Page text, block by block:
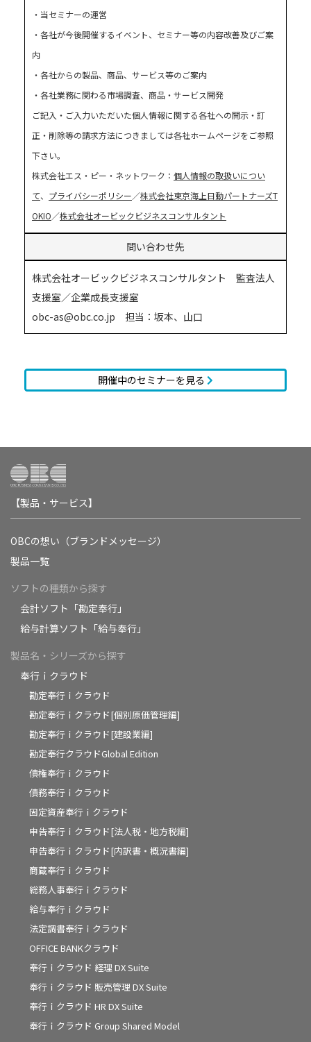
・当セミナーの運営
・各社が今後開催するイベント、セミナー等の内容改善及びご案
内
・各社からの製品、商品、サービス等のご案内
・各社業務に関わる市場調査、商品・サービス開発
ご記入・ご入力いただいた個人情報に関する各社への開示・訂
正・削除等の請求方法につきましては各社ホームページをご参照
下さい。
株式会社エス・ピー・ネットワーク： 個人情報の取扱いについ
て、 プライバシーポリシー／株式会社東京海上日動パートナーズT
OKIO／株式会社オービックビジネスコンサルタント
問い合わせ先
株式会社オービックビジネスコンサルタント 監査法人
支援室／企業成長支援室
obc-as@obc.co.jp 担当：坂本、山口
開催中のセミナーを見る
【製品・サービス】
OBCの想い（ブランドメッセージ）
製品一覧
ソフトの種類から探す
会計ソフト「勘定奉行」
給与計算ソフト「給与奉行」
製品名・シリーズから探す
奉行ｉクラウド
勘定奉行ｉクラウド
勘定奉行ｉクラウド[個別原価管理編]
勘定奉行ｉクラウド[建設業編]
勘定奉行クラウドGlobal Edition
債権奉行ｉクラウド
債務奉行ｉクラウド
固定資産奉行ｉクラウド
申告奉行ｉクラウド[法人税・地方税編]
申告奉行ｉクラウド[内訳書・概況書編]
商蔵奉行ｉクラウド
総務人事奉行ｉクラウド
給与奉行ｉクラウド
法定調書奉行ｉクラウド
OFFICE BANKクラウド
奉行ｉクラウド 経理 DX Suite
奉行ｉクラウド 販売管理 DX Suite
奉行ｉクラウド HR DX Suite
奉行ｉクラウド Group Shared Model